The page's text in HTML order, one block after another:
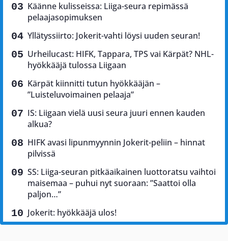
Käänne kulisseissa: Liiga-seura repimässä
pelaajasopimuksen
Yllätyssiirto: Jokerit-vahti löysi uuden seuran!
Urheilucast: HIFK, Tappara, TPS vai Kärpät? NHL-
hyökkääjä tulossa Liigaan
Kärpät kiinnitti tutun hyökkääjän –
”Luisteluvoimainen pelaaja”
IS: Liigaan vielä uusi seura juuri ennen kauden
alkua?
HIFK avasi lipunmyynnin Jokerit-peliin – hinnat
pilvissä
SS: Liiga-seuran pitkäaikainen luottoratsu vaihtoi
maisemaa – puhui nyt suoraan: ”Saattoi olla
paljon…”
Jokerit: hyökkääjä ulos!